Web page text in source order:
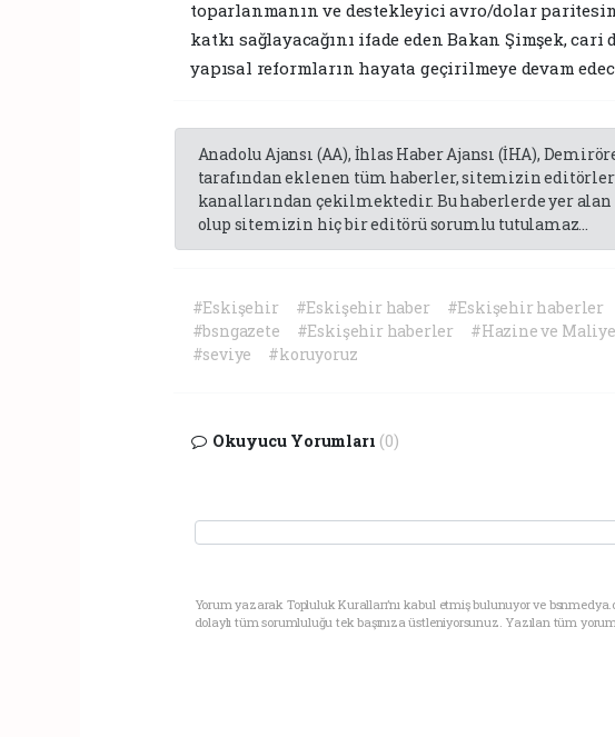
toparlanmanın ve destekleyici avro/dolar
katkı sağlayacağını ifade eden Bakan Şimşek,
yapısal reformların hayata geçirilmeye devam
Anadolu Ajansı (AA), İhlas Haber Ajansı (İHA),
tarafından eklenen tüm haberler, sitemizin
kanallarından çekilmektedir. Bu haberlerde yer
olup sitemizin hiç bir editörü sorumlu tutulamaz...
#Eskişehir #Eskişehir haber #Eskişehir haberler
#bsngazete
#Eskişehir haberler #Hazine ve
#seviye
#koruyoruz
Okuyucu Yorumları (0)
Yorum yazarak Topluluk Kuralları’nı kabul etmiş bulunuyor ve
dolaylı tüm sorumluluğu tek başınıza üstleniyorsunuz. Yazılan tüm